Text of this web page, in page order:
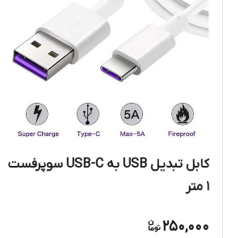
کابل تبدیل USB به USB-C سوپرفست
1 متر
250,000